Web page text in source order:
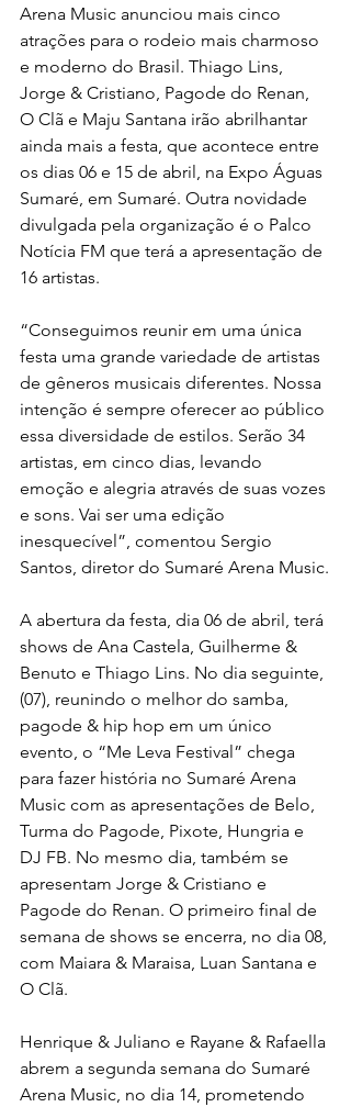
Arena Music anunciou mais cinco
atrações para o rodeio mais charmoso
e moderno do Brasil. Thiago Lins,
Jorge & Cristiano, Pagode do Renan,
O Clã e Maju Santana irão abrilhantar
ainda mais a festa, que acontece entre
os dias 06 e 15 de abril, na Expo Águas
Sumaré, em Sumaré. Outra novidade
divulgada pela organização é o Palco
Notícia FM que terá a apresentação de
16 artistas.
“Conseguimos reunir em uma única
festa uma grande variedade de artistas
de gêneros musicais diferentes. Nossa
intenção é sempre oferecer ao público
essa diversidade de estilos. Serão 34
artistas, em cinco dias, levando
emoção e alegria através de suas vozes
e sons. Vai ser uma edição
inesquecível”, comentou Sergio
Santos, diretor do Sumaré Arena Music.
A abertura da festa, dia 06 de abril, terá
shows de Ana Castela, Guilherme &
Benuto e Thiago Lins. No dia seguinte,
(07), reunindo o melhor do samba,
pagode & hip hop em um único
evento, o “Me Leva Festival” chega
para fazer história no Sumaré Arena
Music com as apresentações de Belo,
Turma do Pagode, Pixote, Hungria e
DJ FB. No mesmo dia, também se
apresentam Jorge & Cristiano e
Pagode do Renan. O primeiro final de
semana de shows se encerra, no dia 08,
com Maiara & Maraisa, Luan Santana e
O Clã.
Henrique & Juliano e Rayane & Rafaella
abrem a segunda semana do Sumaré
Arena Music, no dia 14, prometendo